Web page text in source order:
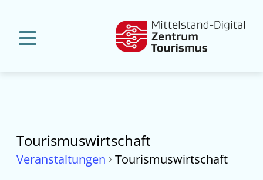
Tourismuswirtschaft
Veranstaltungen Tourismuswirtschaft